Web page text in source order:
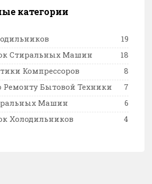
категории
19
Стиральных Машин
18
Компрессоров
8
Бытовой Техники
7
Машин
6
Холодильников
4